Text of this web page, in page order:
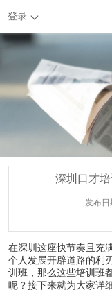
登录
深圳口才
发布日
在深圳这座快节奏且充
个人发展开辟道路的利
训班，那么这些培训班
呢？接下来就为大家详